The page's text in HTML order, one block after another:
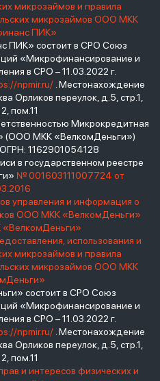
микрозаймов и правила
микрозаймов ООО МКК
ПИК»
ПИК» состоит в СРО Союз
«Микрофинансирование и
в СРО – 11.03.2022 г.
npmir.ru/. Местонахождение
Орликов переулок, д.5, стр.1,
пом.11
Микрокредитная
(ООО МКК «ВелкомДеньги»)
1162901054128
в государственном реестре
№ 001603111007724 от
управления и информация о
ООО МКК «ВелкомДеньги»
использования и
микрозаймов и правила
микрозаймов ООО МКК
состоит в СРО Союз
«Микрофинансирование и
в СРО – 11.03.2022 г.
npmir.ru/. Местонахождение
Орликов переулок, д.5, стр.1,
пом.11
и интересов физических и